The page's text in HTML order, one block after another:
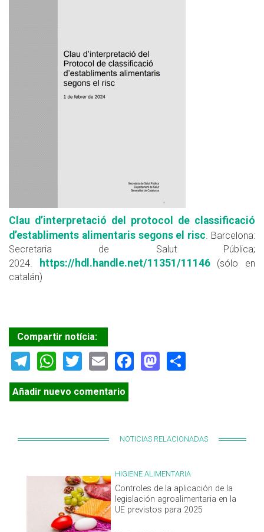
Clau d’interpretació del protocol de classificació
d’establiments alimentaris segons el risc . Barcelona:
Secretaria de Salut Pública;
2024.
https://hdl.handle.net/11351/11146(sólo en
catalán)
Compartir notícia:
Telegram
WhatsApp
TwitterEmailFacebook
Mastodon
Añadir nuevo comentario
NOTICIAS RELACIONADAS
HIGIENE ALIMENTARIA
Controles de la aplicación de la
legislación agroalimentaria en la
UE previstos para 2025